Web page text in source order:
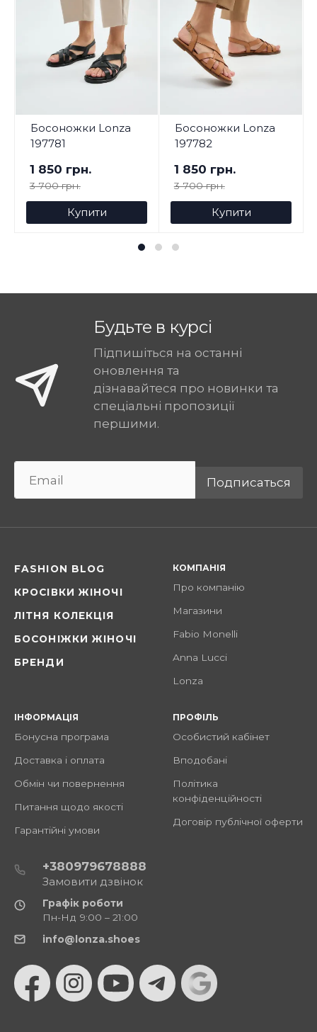
Босоножки Lonza
197781
1 850 грн.
3 700 грн.
Купити
Босоножки Lonza
197782
1 850 грн.
3 700 грн.
Купити
Будьте в курсі
Підпишіться на останні
оновлення та
дізнавайтеся про новинки та
спеціальні пропозиції
першими.
Подписаться
FASHION BLOG
КРОСІВКИ ЖІНОЧІ
ЛІТНЯ КОЛЕКЦІЯ
БОСОНІЖКИ ЖІНОЧІ
БРЕНДИ
КОМПАНІЯ
Про компанію
Магазини
Fabio Monelli
Anna Lucci
Lonza
ІНФОРМАЦІЯ
Бонусна програма
Доставка і оплата
Обмін чи повернення
Питання щодо якості
Гарантійні умови
ПРОФІЛЬ
Особистий кабінет
Вподобані
Політика
конфіденційності
Договір публічної оферти
+380979678888
Замовити дзвінок
Графік роботи
Пн-Нд 9:00 – 21:00
info@lonza.shoes